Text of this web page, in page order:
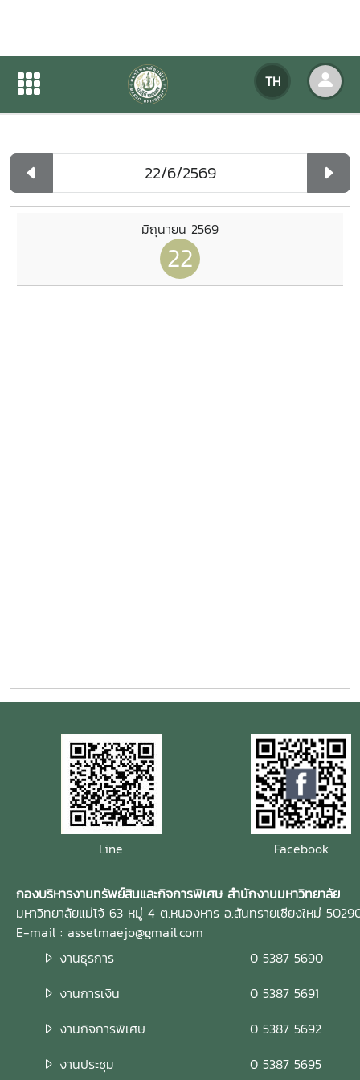
TH
ปฏิทินกิจกรรมของหน่วยงาน
ปฏิทินกิจกรรมของหน่วยงาน
มิถุนายน 2569
22
Line Facebook
กองบริหารงานทรัพย์สินและกิจการพิเศษ สำนักงานมหาวิทยาลัย
มหาวิทยาลัยแม่โจ้ 63 หมู่ 4 ต.หนองหาร อ.สันทรายเชียงใหม่
E-mail : assetmaejo@gmail.com
งานธุรการ
0 5387 5690
งานการเงิน
0 5387 5691
งานกิจการพิเศษ
0 5387 5692
งานประชุม
0 5387 5695